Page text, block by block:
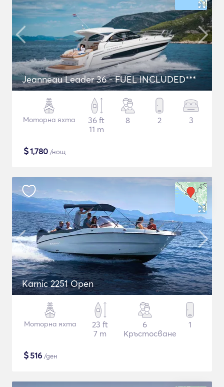
Jeanneau Leader 36 - FUEL INCLUDED***
Моторна яхта
36 ft
11 m
8 2 3
$1,780 /нощ
Karnic 2251 Open
Моторна яхта
23 ft
7 m
6
Кръстосване
1
$516 /ден